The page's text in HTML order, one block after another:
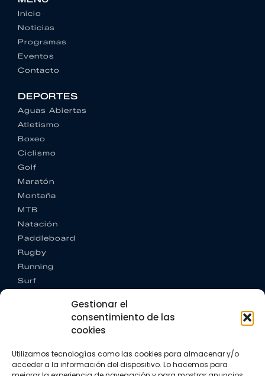
Gestionar el
consentimiento de las
cookies
Utilizamos tecnologías como las cookies para almacenar y/o
acceder a la información del dispositivo. Lo hacemos para
Inicio
Noticias
Programas
Eventos
Contacto
DEPORTES
Aguas Abiertas
Atletismo
Boxeo
Ciclismo
Golf
Maratón
Montaña
MTB
Natación
Paddleboard
Rugby
Running
Surf
CONTACTO
+34 662 342 177
info@vkssport.com